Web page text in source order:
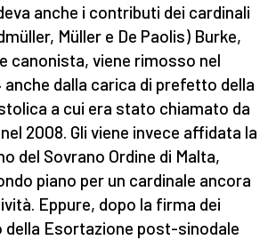
anche i contributi dei cardinali
Müller e De Paolis) Burke,
canonista, viene rimosso nel
anche dalla carica di prefetto della
a cui era stato chiamato da
2008. Gli viene invece affidata la
del Sovrano Ordine di Malta,
piano per un cardinale ancora
Eppure, dopo la firma dei
della Esortazione post-sinodale